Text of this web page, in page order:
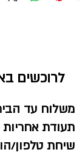
לרוכשים
משלוח עד
תעודת
שיחת טלפון/